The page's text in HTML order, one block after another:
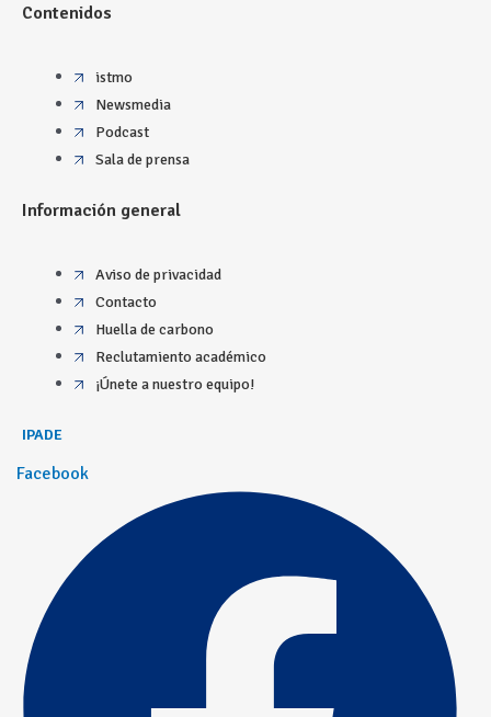
Contenidos
istmo
Newsmedia
Podcast
Sala de prensa
Información general
Aviso de privacidad
Contacto
Huella de carbono
Reclutamiento académico
¡Únete a nuestro equipo!
IPADE
Facebook